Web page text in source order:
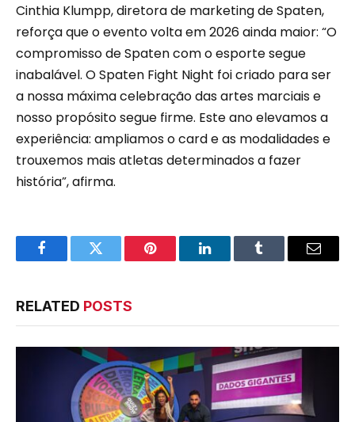
Cinthia Klumpp, diretora de marketing de Spaten,
reforça que o evento volta em 2026 ainda maior: “O
compromisso de Spaten com o esporte segue
inabalável. O Spaten Fight Night foi criado para ser
a nossa máxima celebração das artes marciais e
nosso propósito segue firme. Este ano elevamos a
experiência: ampliamos o card e as modalidades e
trouxemos mais atletas determinados a fazer
história”, afirma.
FacebookTwitter Pinterest LinkedInTumblr Email
RELATED POSTS